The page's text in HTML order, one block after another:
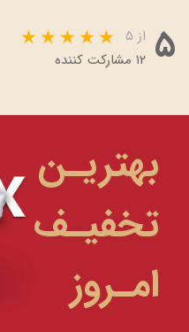
۵ از ۵
۱۲ مشارکت کننده
بهتریـن
تخفیـف
امـروز